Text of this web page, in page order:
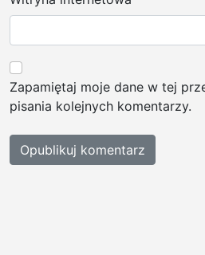
Zapamiętaj moje dane w tej
pisania kolejnych komentarzy.